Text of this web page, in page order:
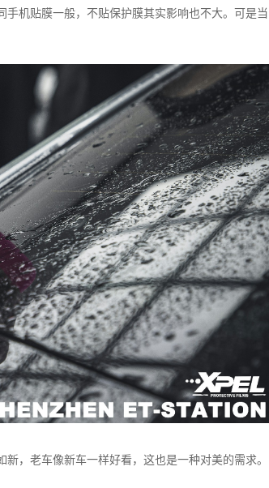
机贴膜一般，不贴保护膜其实影响也不大。可是当
，老车像新车一样好看，这也是一种对美的需求。